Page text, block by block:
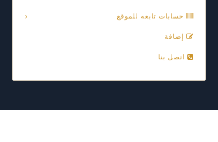
حسابات تابعه للموقع
إضافة
اتصل بنا